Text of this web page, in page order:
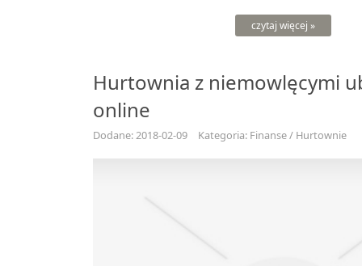
czytaj więcej »
Hurtownia z niemowlęcymi
online
Dodane: 2018-02-09 Kategoria: Finanse / Hurtownie